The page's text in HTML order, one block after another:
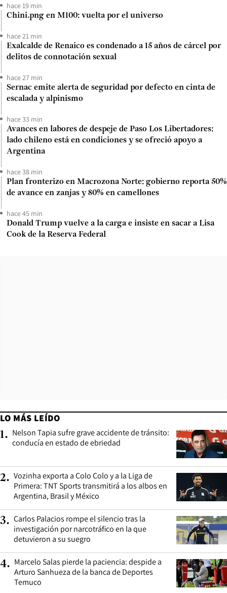
hace 19 min
Chini.png en M100: vuelta por el universo
hace 21 min
Exalcalde de Renaico es condenado a 15 años de cárcel por
delitos de connotación sexual
hace 27 min
Sernac emite alerta de seguridad por defecto en cinta de
escalada y alpinismo
hace 33 min
Avances en labores de despeje de Paso Los Libertadores:
lado chileno está en condiciones y se ofreció apoyo a
Argentina
hace 38 min
Plan fronterizo en Macrozona Norte: gobierno reporta 50%
de avance en zanjas y 80% en camellones
hace 45 min
Donald Trump vuelve a la carga e insiste en sacar a Lisa
Cook de la Reserva Federal
LO MÁS LEÍDO
1. Nelson Tapia sufre grave accidente de tránsito:
conducía en estado de ebriedad
2. Vozinha exporta a Colo Colo y a la Liga de
Primera: TNT Sports transmitirá a los albos en
Argentina, Brasil y México
3. Carlos Palacios rompe el silencio tras la
investigación por narcotráfico en la que
detuvieron a su suegro
4. Marcelo Salas pierde la paciencia: despide a
Arturo Sanhueza de la banca de Deportes
Temuco